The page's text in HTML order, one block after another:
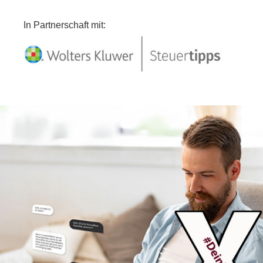
In Partnerschaft mit: